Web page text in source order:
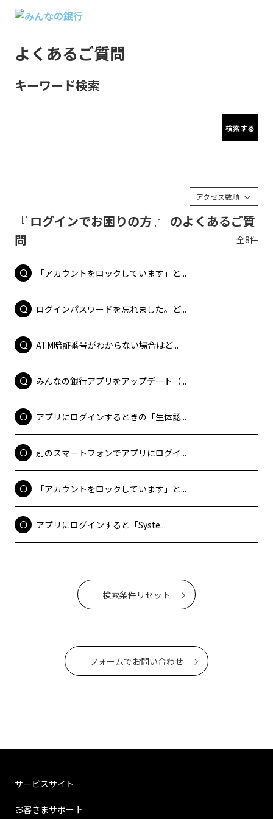
よくあるご質問
キーワード検索
検索する
アクセス数順
『 ログインでお困りの方 』 のよくあるご質
問
全8件
「アカウントをロックしています」と...
ログインパスワードを忘れました。ど...
ATM暗証番号がわからない場合はど...
みんなの銀行アプリをアップデート（...
アプリにログインするときの「生体認...
別のスマートフォンでアプリにログイ...
「アカウントをロックしています」と...
アプリにログインすると「Syste...
検索条件リセット
フォームでお問い合わせ
サービスサイト
お客さまサポート